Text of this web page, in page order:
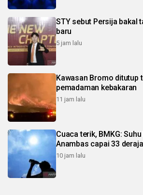
STY sebut Persija bakal
baru
5 jam lalu
Kawasan Bromo ditutup
pemadaman kebakaran
11 jam lalu
Cuaca terik, BMKG:
Anambas capai 33
10 jam lalu